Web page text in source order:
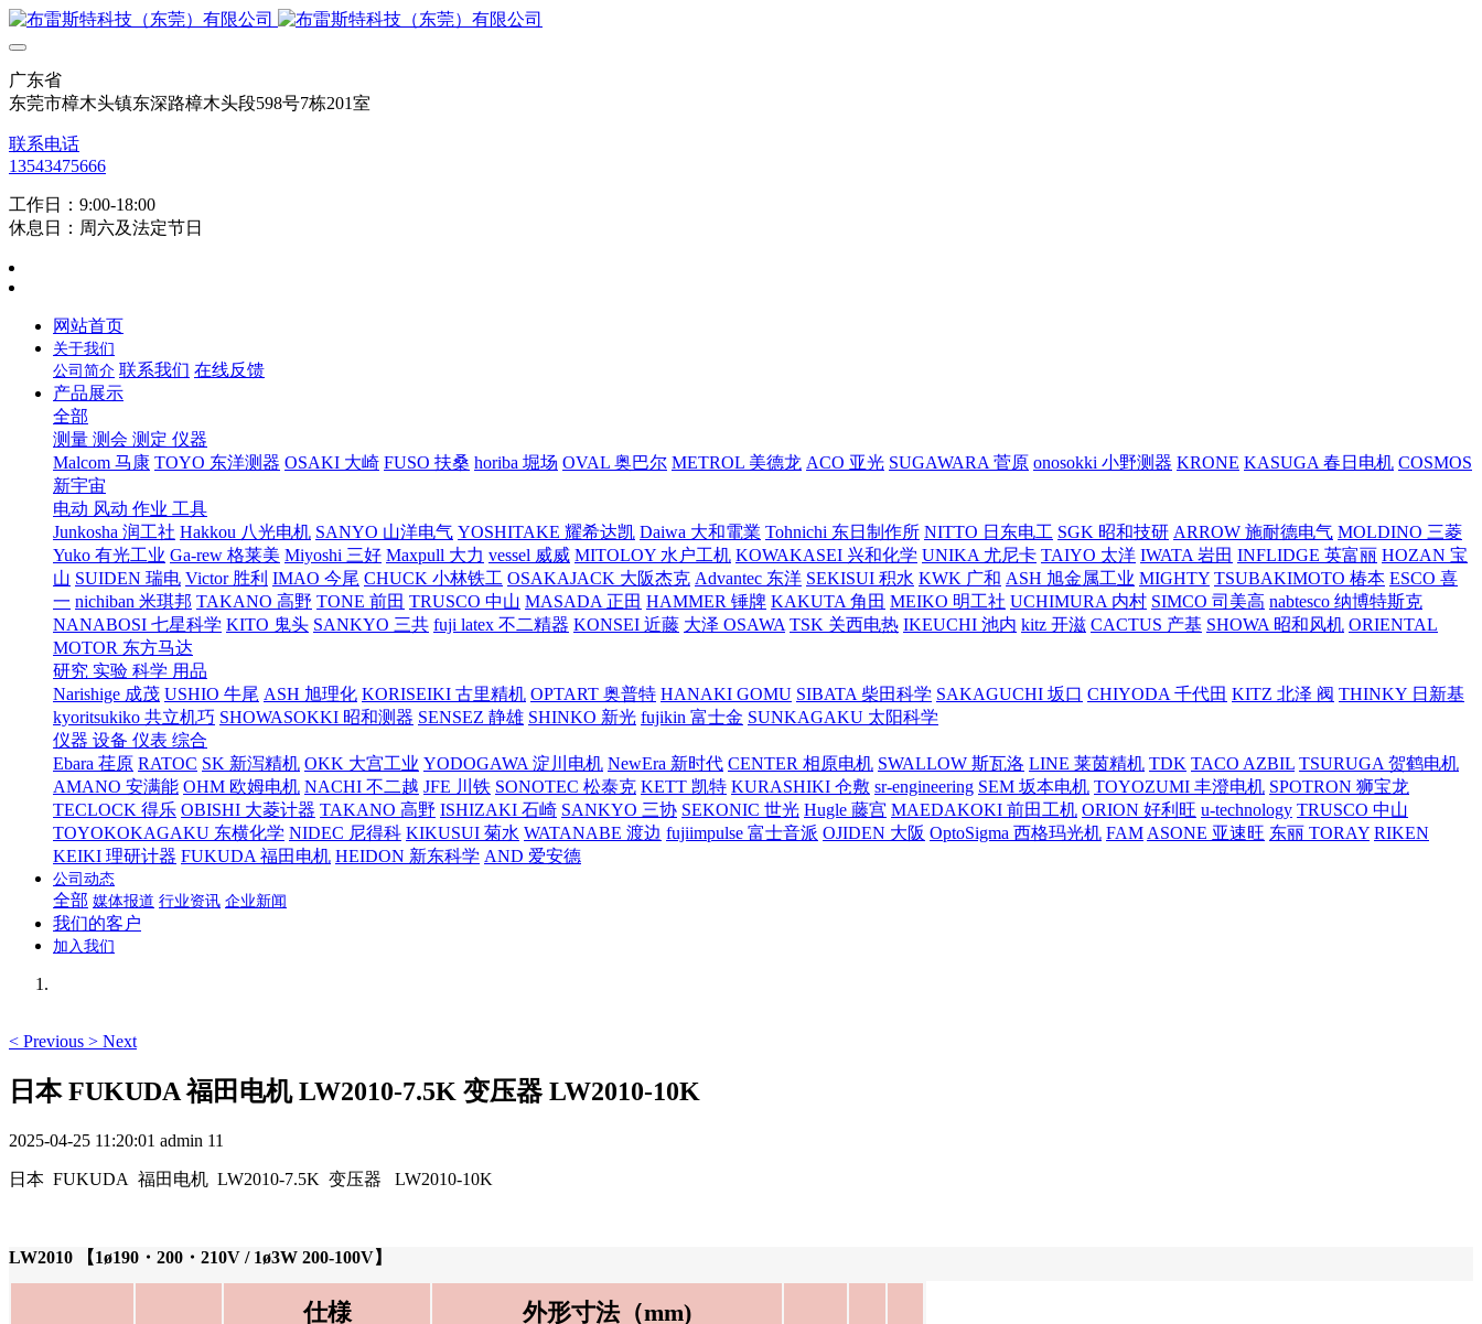
广东省
东莞市樟木头镇东深路樟木头段598号7栋201室
联系电话
13543475666
工作日：9:00-18:00
休息日：周六及法定节日
网站首页
关于我们
公司简介 联系我们 在线反馈
产品展示
全部
测量 测会 测定 仪器
Malcom 马康 TOYO 东洋测器 OSAKI 大崎 FUSO 扶桑 horiba 堀场 OVAL 奥巴尔 METROL 美德龙 ACO 亚光 SUGAWARA 菅原 onosokki 小野测器 KRONE KASUGA 春日电机 COSMOS
新宇宙
电动 风动 作业 工具
Junkosha 润工社 Hakkou 八光电机 SANYO 山洋电气 YOSHITAKE 耀希达凯 Daiwa 大和電業 Tohnichi 东日制作所 NITTO 日东电工 SGK 昭和技研 ARROW 施耐德电气 MOLDINO 三菱
Yuko 有光工业 Ga-rew 格莱美 Miyoshi 三好 Maxpull 大力 vessel 威威 MITOLOY 水户工机 KOWAKASEI 兴和化学 UNIKA 尤尼卡 TAIYO 太洋 IWATA 岩田 INFLIDGE 英富丽 HOZAN 宝
山 SUIDEN 瑞电 Victor 胜利 IMAO 今尾 CHUCK 小林铁工 OSAKAJACK 大阪杰克 Advantec 东洋 SEKISUI 积水 KWK 广和 ASH 旭金属工业 MIGHTY TSUBAKIMOTO 椿本 ESCO 喜
一 nichiban 米琪邦 TAKANO 高野 TONE 前田 TRUSCO 中山 MASADA 正田 HAMMER 锤牌 KAKUTA 角田 MEIKO 明工社 UCHIMURA 内村 SIMCO 司美高 nabtesco 纳博特斯克
NANABOSI 七星科学 KITO 鬼头 SANKYO 三共 fuji latex 不二精器 KONSEI 近藤 大泽 OSAWA TSK 关西电热 IKEUCHI 池内 kitz 开滋 CACTUS 产基 SHOWA 昭和风机 ORIENTAL
MOTOR 东方马达
研究 实验 科学 用品
Narishige 成茂 USHIO 牛尾 ASH 旭理化 KORISEIKI 古里精机 OPTART 奥普特 HANAKI GOMU SIBATA 柴田科学 SAKAGUCHI 坂口 CHIYODA 千代田 KITZ 北泽 阀 THINKY 日新基
kyoritsukiko 共立机巧 SHOWASOKKI 昭和测器 SENSEZ 静雄 SHINKO 新光 fujikin 富士金 SUNKAGAKU 太阳科学
仪器 设备 仪表 综合
Ebara 荏原 RATOC SK 新泻精机 OKK 大宫工业 YODOGAWA 淀川电机 NewEra 新时代 CENTER 相原电机 SWALLOW 斯瓦洛 LINE 莱茵精机 TDK TACO AZBIL TSURUGA 贺鹤电机
AMANO 安满能 OHM 欧姆电机 NACHI 不二越 JFE 川铁 SONOTEC 松泰克 KETT 凯特 KURASHIKI 仓敷 sr-engineering SEM 坂本电机 TOYOZUMI 丰澄电机 SPOTRON 狮宝龙
TECLOCK 得乐 OBISHI 大菱计器 TAKANO 高野 ISHIZAKI 石崎 SANKYO 三协 SEKONIC 世光 Hugle 藤宫 MAEDAKOKI 前田工机 ORION 好利旺 u-technology TRUSCO 中山
TOYOKOKAGAKU 东横化学 NIDEC 尼得科 KIKUSUI 菊水 WATANABE 渡边 fujiimpulse 富士音派 OJIDEN 大阪 OptoSigma 西格玛光机 FAM ASONE 亚速旺 东丽 TORAY RIKEN
KEIKI 理研计器 FUKUDA 福田电机 HEIDON 新东科学 AND 爱安德
公司动态
全部 媒体报道 行业资讯 企业新闻
我们的客户
加入我们
< Previous > Next
日本 FUKUDA 福田电机 LW2010-7.5K 变压器 LW2010-10K
2025-04-25 11:20:01 admin 11
日本 FUKUDA 福田电机 LW2010-7.5K 变压器 LW2010-10K
LW2010 【1ø190・200・210V / 1ø3W 200-100V】
仕様
外形寸法（mm)